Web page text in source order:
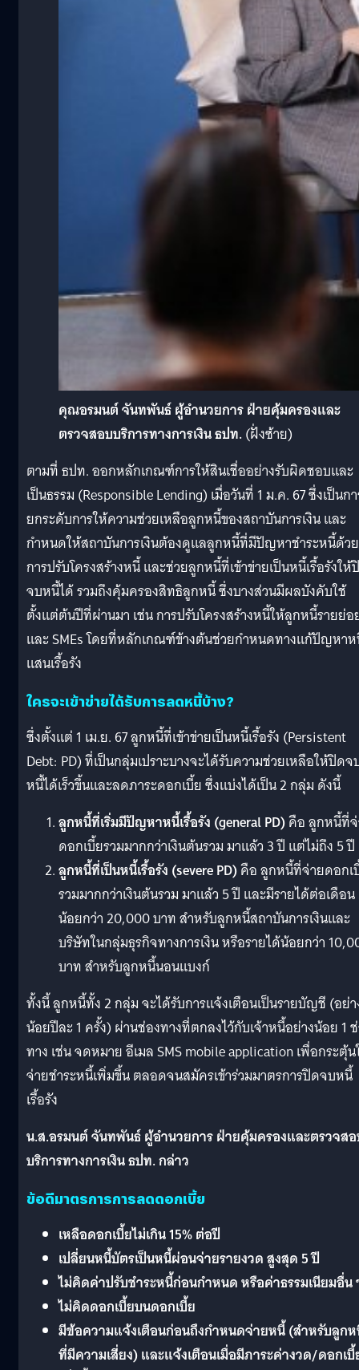
คุณอรมนต์ จันทพันธ์ ผู้อำนวยการ ฝ่ายคุ้มครองและ
ตรวจสอบบริการทางการเงิน ธปท.(ฝั่งซ้าย)
ตามที่ ธปท. ออกหลักเกณฑ์การให้สินเชื่ออย่างรับผิดชอบและ
เป็นธรรม (Responsible Lending) เมื่อวันที่ 1 ม.ค. 67 ซึ่งเป็นก
ยกระดับการให้ความช่วยเหลือลูกหนี้ของสถาบันการเงิน และ
กำหนดให้สถาบันการเงินต้องดูแลลูกหนี้ที่มีปัญหาชำระหนี้ด้วย
การปรับโครงสร้างหนี้ และช่วยลูกหนี้ที่เข้าข่ายเป็นหนี้เรื้อรังให้
จบหนี้ได้ รวมถึงคุ้มครองสิทธิลูกหนี้ ซึ่งบางส่วนมีผลบังคับใช้
ตั้งแต่ต้นปีที่ผ่านมา เช่น การปรับโครงสร้างหนี้ให้ลูกหนี้รายย่อ
และ SMEs โดยที่หลักเกณฑ์ข้างต้นช่วยกำหนดทางแก้ปัญหา
แสนเรื้อรัง
ใครจะเข้าข่ายได้รับการลดหนี้บ้าง?
ซึ่งตั้งแต่ 1 เม.ย. 67 ลูกหนี้ที่เข้าข่ายเป็นหนี้เรื้อรัง (Persistent
Debt: PD) ที่เป็นกลุ่มเปราะบางจะได้รับความช่วยเหลือให้ปิดจ
หนี้ได้เร็วขึ้นและลดภาระดอกเบี้ย ซึ่งแบ่งได้เป็น 2 กลุ่ม ดังนี้
ลูกหนี้ที่เริ่มมีปัญหาหนี้เรื้อรัง (general PD)คือ ลูกหนี้ที่
ดอกเบี้ยรวมมากกว่าเงินต้นรวม มาแล้ว 3 ปี แต่ไม่ถึง 5 ปี
ลูกหนี้ที่เป็นหนี้เรื้อรัง (severe PD)คือ ลูกหนี้ที่จ่ายดอกเ
รวมมากกว่าเงินต้นรวม มาแล้ว 5 ปี และมีรายได้ต่อเดือน
น้อยกว่า 20,000 บาท สำหรับลูกหนี้สถาบันการเงินและ
บริษัทในกลุ่มธุรกิจทางการเงิน หรือรายได้น้อยกว่า
บาท สำหรับลูกหนี้นอนแบงก์
ทั้งนี้ ลูกหนี้ทั้ง 2 กลุ่ม จะได้รับการแจ้งเตือนเป็นรายบัญชี (อย่
น้อยปีละ 1 ครั้ง) ผ่านช่องทางที่ตกลงไว้กับเจ้าหนี้อย่างน้อย 1
ทาง เช่น จดหมาย อีเมล SMS mobile application เพื่อกระตุ้
จ่ายชำระหนี้เพิ่มขึ้น ตลอดจนสมัครเข้าร่วมมาตรการปิดจบหนี้
เรื้อรัง
น.ส.อรมนต์ จันทพันธ์ ผู้อำนวยการ ฝ่ายคุ้มครองและตรวจส
บริการทางการเงิน ธปท. กล่าว
ข้อดีมาตรการการลดดอกเบี้ย
เหลือดอกเบี้ยไม่เกิน 15% ต่อปี
เปลี่ยนหนี้บัตรเป็นหนี้ผ่อนจ่ายรายงวด สูงสุด 5 ปี
ไม่คิดค่าปรับชำระหนี้ก่อนกำหนด หรือค่าธรรมเนียมอื่น
ไม่คิดดอกเบี้ยบนดอกเบี้ย
มีข้อความแจ้งเตือนก่อนถึงกำหนดจ่ายหนี้ (สำหรับลูก
ที่มีความเสี่ยง) และแจ้งเตือนเมื่อมีภาระค่างวด/ดอกเ